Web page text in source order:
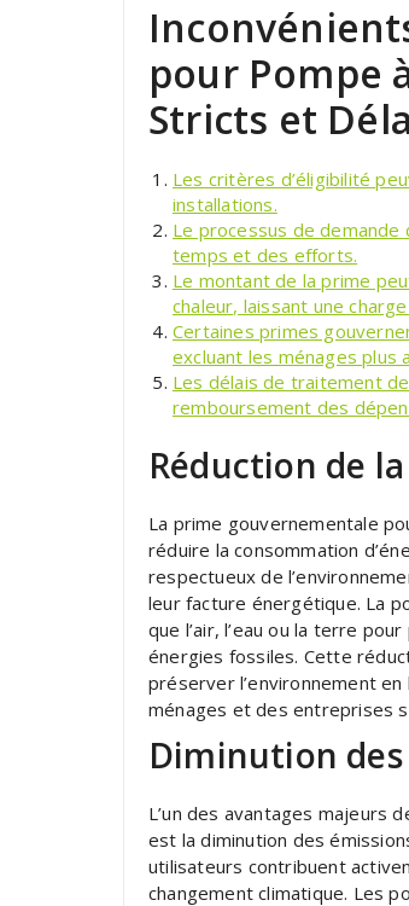
pour Pompe
Stricts et
Les critères d’éligibilité
installations.
Le processus de
temps et des efforts.
Le montant de la prime
chaleur, laissant une
Certaines primes
excluant les ménages plus
Les délais de traitement
remboursement des
Réduction de
La prime gouvernementale
réduire la consommation
respectueux de
leur facture énergétique. La
que l’air, l’eau ou la terre
énergies fossiles. Cette
préserver l’environnement
ménages et des entreprises
Diminution des
L’un des avantages majeurs
est la diminution des
utilisateurs contribuent
changement climatique. Les